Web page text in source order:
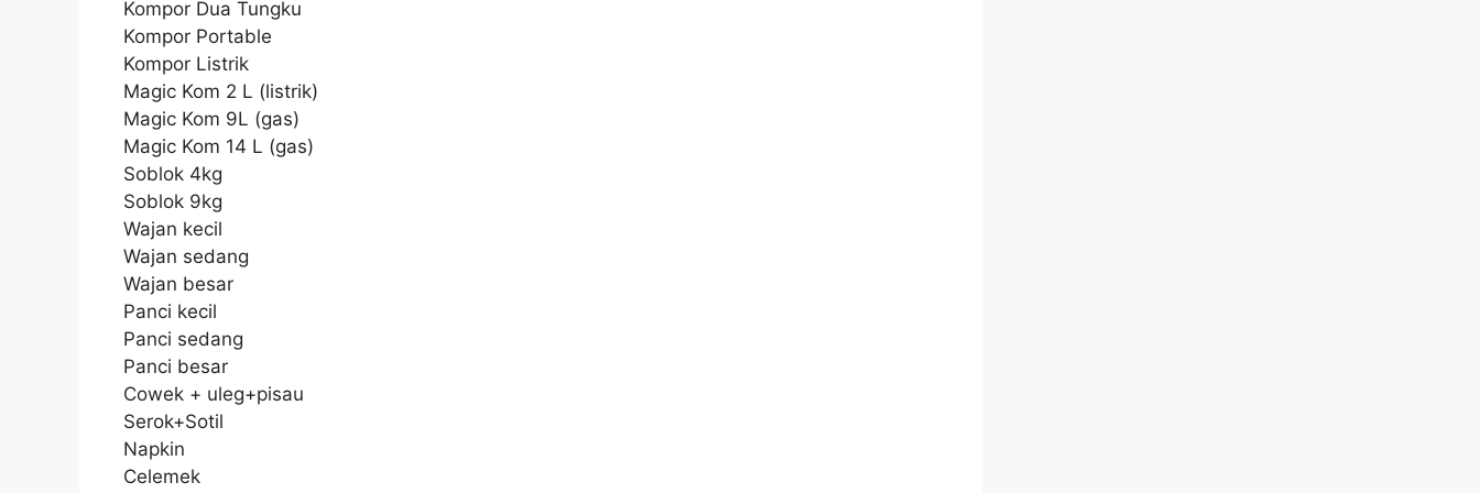
Kompor Dua Tungku
Kompor Portable
Kompor Listrik
Magic Kom 2 L (listrik)
Magic Kom 9L (gas)
Magic Kom 14 L (gas)
Soblok 4kg
Soblok 9kg
Wajan kecil
Wajan sedang
Wajan besar
Panci kecil
Panci sedang
Panci besar
Cowek + uleg+pisau
Serok+Sotil
Napkin
Celemek